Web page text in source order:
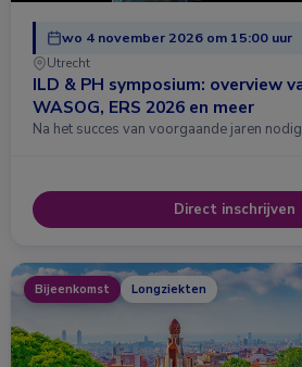
wo 4 november 2026 om 15:00 uur
Utrecht
ILD & PH symposium: overview
WASOG, ERS 2026 en meer
Na het succes van voorgaande jaren
Direct inschrijven
Bijeenkomst Longziekten